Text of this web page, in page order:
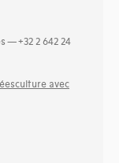
— +32 2 642 24
avec